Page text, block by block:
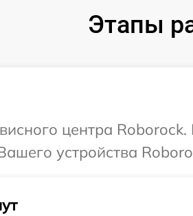
Этапы
центра
устройства